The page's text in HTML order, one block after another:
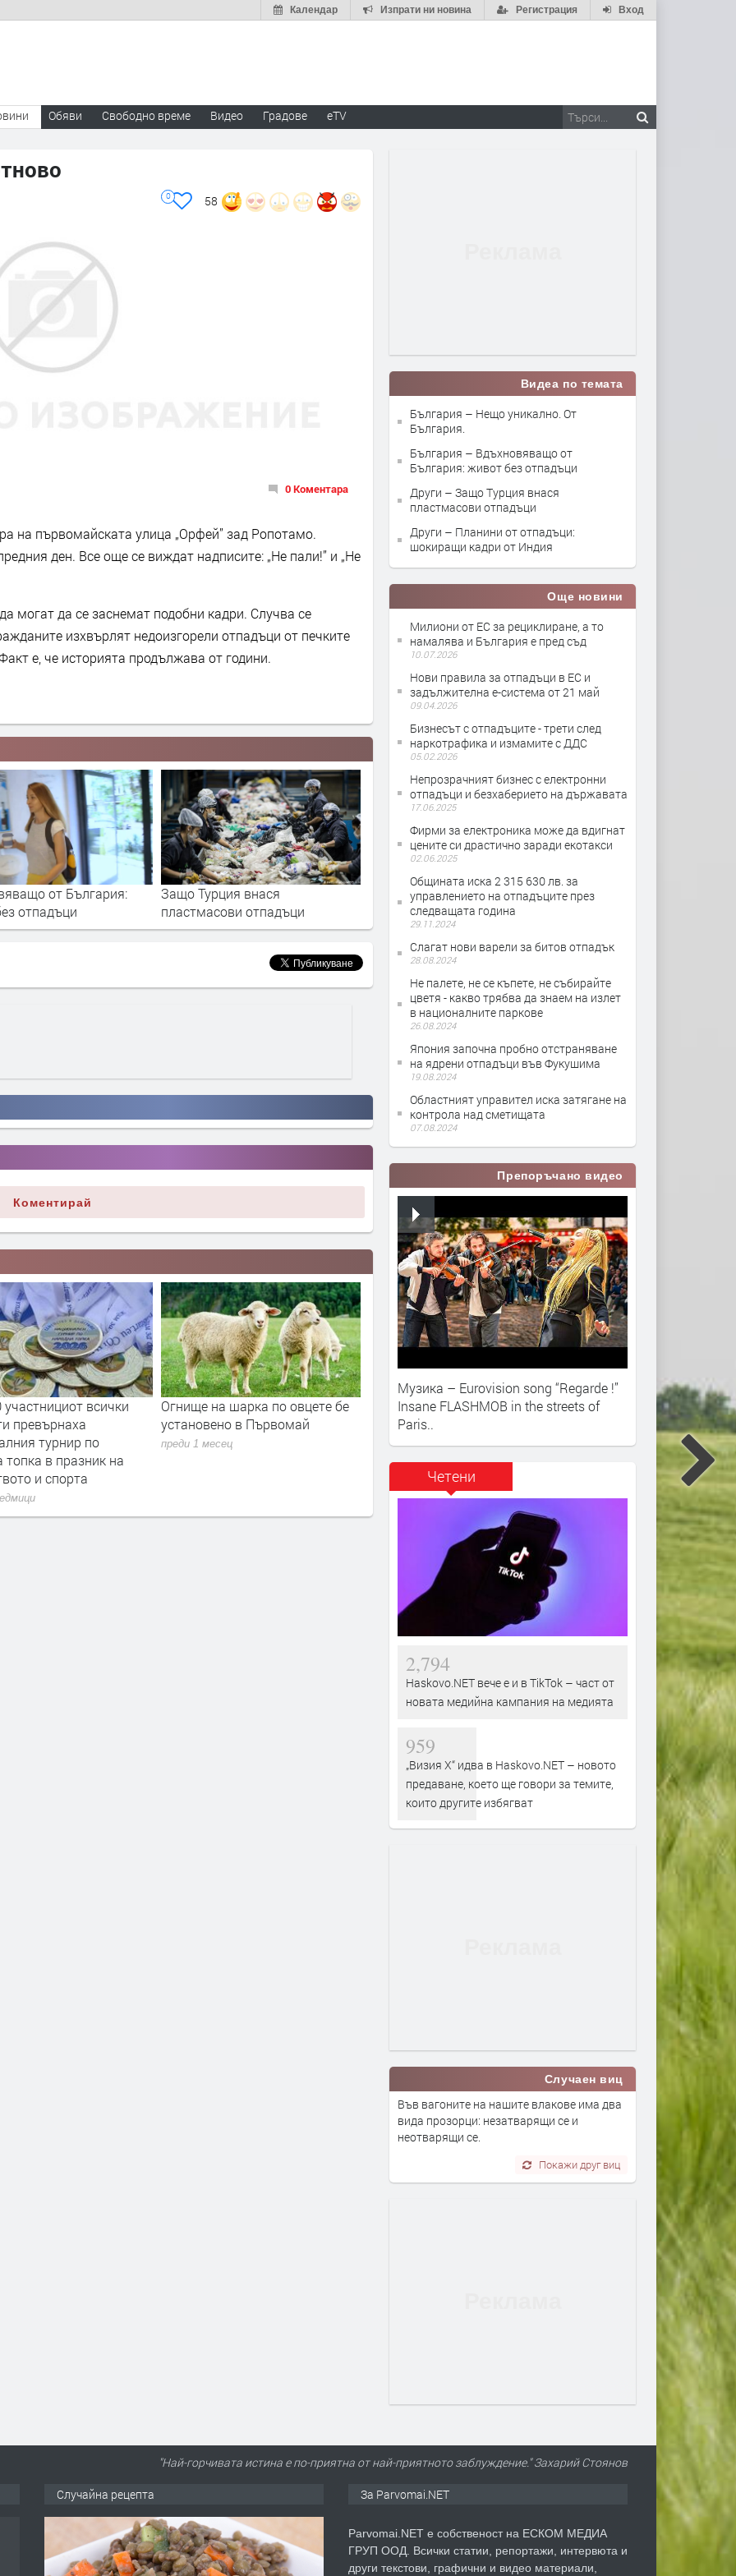
Вход
Регистрация
Изпрати ни новина
Календар
Обяви Свободно време Видео Градове eTV
58
0
0 Коментара
на първомайската улица „Орфей” зад Ропотамо.
ден. Все още се виждат надписите: „Не пали!” и „Не
могат да се заснемат подобни кадри. Случва се
изхвърлят недоизгорели отпадъци от печките
е, че историята продължава от години.
внася
отпадъци
Планини от отпадъци:
шокиращи кадри от Индия
Нещо уникално. От България.
Вдъхновяващо от
Коментирай
шарка по овцете бе
в Първомай
Земетресение край Първомай
преди 2 месеца
Маратонки за бягане в CCC –
високи технологии и удобство
за всеки километър
преди 2 месеца
Предстои 29-та
изложба за далматини
преди 3 месеца
Видеа по темата
България – Нещо уникално. От
България.
България – Вдъхновяващо от
България: живот без отпадъци
Други – Защо Турция внася
пластмасови отпадъци
Други – Планини от отпадъци:
шокиращи кадри от Индия
Още новини
Милиони от ЕС за рециклиране, а то
намалява и България е пред съд
10.07.2026
Нови правила за отпадъци в ЕС и
задължителна е-система от 21 май
09.04.2026
Бизнесът с отпадъците - трети след
наркотрафика и измамите с ДДС
05.02.2026
Непрозрачният бизнес с електронни
отпадъци и безхаберието на държавата
17.06.2025
Фирми за електроника може да вдигнат
цените си драстично заради екотакси
02.06.2025
Общината иска 2 315 630 лв. за
управлението на отпадъците през
следващата година
29.11.2024
Слагат нови варели за битов отпадък
28.08.2024
Не палете, не се къпете, не събирайте
цветя - какво трябва да знаем на излет
в националните паркове
26.08.2024
Япония започна пробно отстраняване
на ядрени отпадъци във Фукушима
19.08.2024
Областният управител иска затягане на
контрола над сметищата
07.08.2024
Препоръчано видео
Музика – Eurovision song “Regarde !”
Insane FLASHMOB in the streets of
Paris..​
Четени
2,794
Haskovo.NET вече е и в TikTok – част от
новата медийна кампания на медията
959
„Визия Х“ идва в Haskovo.NET – новото
предаване, което ще говори за темите,
които другите избягват
Случаен виц
Във вагоните на нашите влакове има два
вида прозорци: незатварящи се и
неотварящи се.
Покажи друг виц
"Най-горчивата истина е по-приятна от най-приятното заблуждение." Захарий Стоянов
Случайна рецепта За Parvomai.NET
Parvomai.NET е собственост на ЕСКОМ МЕДИА
ГРУП ООД. Всички статии, репортажи, интервюта и
други текстови, графични и видео материали,